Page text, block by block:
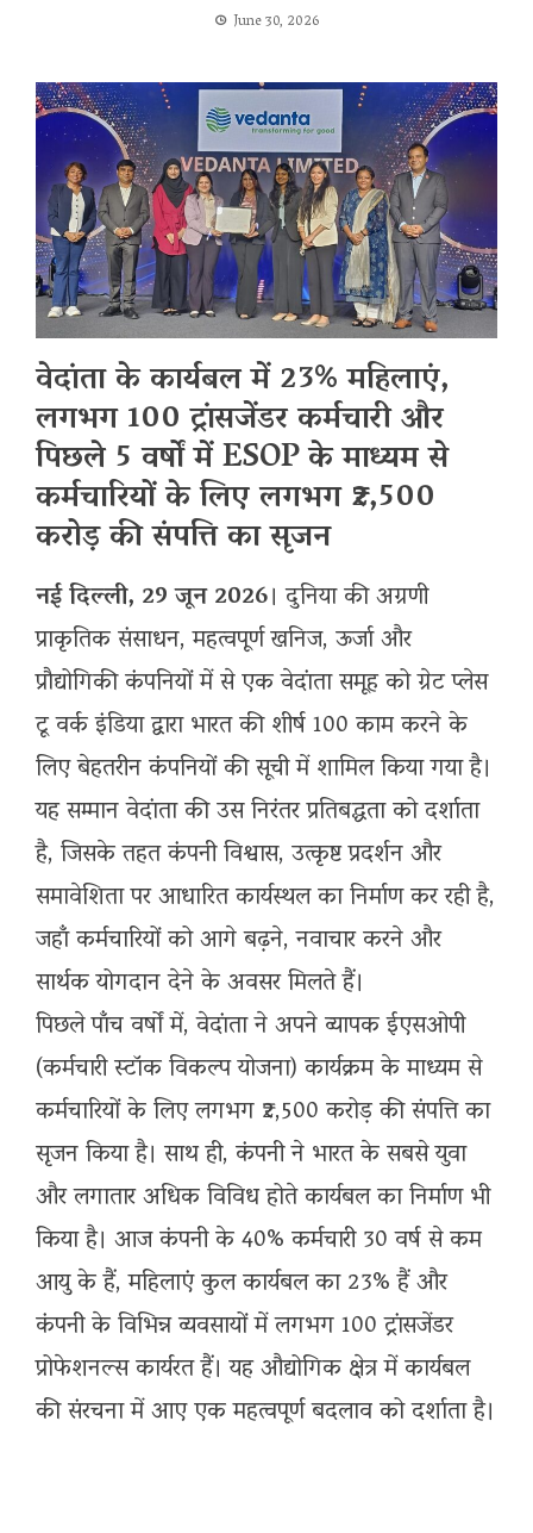
June 30, 2026
​वेदांता के कार्यबल में 23% महिलाएं,
लगभग 100 ट्रांसजेंडर कर्मचारी और
पिछले 5 वर्षों में ESOP के माध्यम से
कर्मचारियों के लिए लगभग ₹2,500
करोड़ की संपत्ति का सृजन
​नई दिल्ली, 29 जून 2026। दुनिया की अग्रणी
प्राकृतिक संसाधन, महत्वपूर्ण खनिज, ऊर्जा और
प्रौद्योगिकी कंपनियों में से एक वेदांता समूह को ग्रेट प्लेस
टू वर्क इंडिया द्वारा भारत की शीर्ष 100 काम करने के
लिए बेहतरीन कंपनियों की सूची में शामिल किया गया है।
यह सम्मान वेदांता की उस निरंतर प्रतिबद्धता को दर्शाता
है, जिसके तहत कंपनी विश्वास, उत्कृष्ट प्रदर्शन और
समावेशिता पर आधारित कार्यस्थल का निर्माण कर रही है,
जहाँ कर्मचारियों को आगे बढ़ने, नवाचार करने और
सार्थक योगदान देने के अवसर मिलते हैं।
​पिछले पाँच वर्षों में, वेदांता ने अपने व्यापक ईएसओपी
(कर्मचारी स्टॉक विकल्प योजना) कार्यक्रम के माध्यम से
कर्मचारियों के लिए लगभग ₹2,500 करोड़ की संपत्ति का
सृजन किया है। साथ ही, कंपनी ने भारत के सबसे युवा
और लगातार अधिक विविध होते कार्यबल का निर्माण भी
किया है। आज कंपनी के 40% कर्मचारी 30 वर्ष से कम
आयु के हैं, महिलाएं कुल कार्यबल का 23% हैं और
कंपनी के विभिन्न व्यवसायों में लगभग 100 ट्रांसजेंडर
प्रोफेशनल्स कार्यरत हैं। यह औद्योगिक क्षेत्र में कार्यबल
की संरचना में आए एक महत्वपूर्ण बदलाव को दर्शाता है।